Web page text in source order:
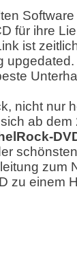
für ihre
ist
nicht nur
ab
zum
zu einem